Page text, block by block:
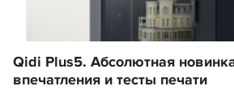
Qidi Plus5. Абсолютная
впечатления и тесты печати